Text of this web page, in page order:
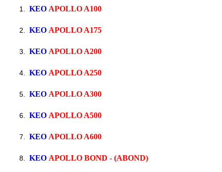
KEO APOLLO A100
KEO APOLLO A175
KEO APOLLO A200
KEO APOLLO A250
KEO APOLLO A300
KEO APOLLO A500
KEO APOLLO A600
KEO APOLLO BOND - (ABOND)